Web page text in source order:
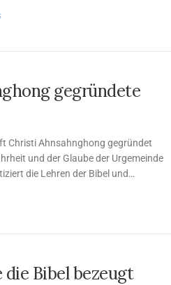
gegründete
Christi Ahnsahnghong gegründet
und der Glaube der Urgemeinde
die Lehren der Bibel und
Bibel bezeugt